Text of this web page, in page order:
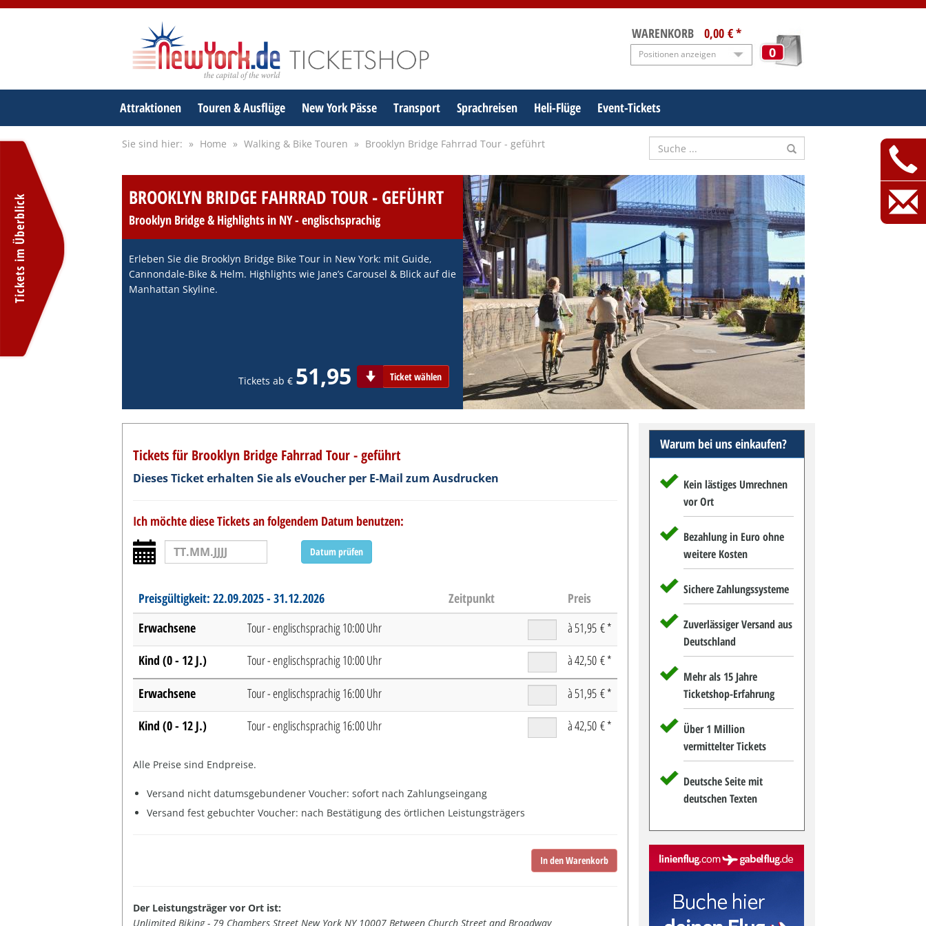
WARENKORB0,00 € *
Positionen anzeigen 0
Attraktionen Touren & Ausflüge New York Pässe Transport Sprachreisen Heli-Flüge Event-Tickets
Sie sind hier: Home Walking & Bike Touren Brooklyn Bridge Fahrrad Tour - geführt
BROOKLYN BRIDGE FAHRRAD TOUR - GEFÜHRT
Brooklyn Bridge & Highlights in NY - englischsprachig
Erleben Sie die Brooklyn Bridge Bike Tour in New York: mit Guide,
Cannondale-Bike & Helm. Highlights wie Jane’s Carousel & Blick auf die
Manhattan Skyline.
Tickets ab € 51,95 Ticket wählen
Tickets für Brooklyn Bridge Fahrrad Tour - geführt
Dieses Ticket erhalten Sie als eVoucher per E-Mail zum Ausdrucken
Ich möchte diese Tickets an folgendem Datum benutzen:
Datum prüfen
Preisgültigkeit: 22.09.2025 - 31.12.2026 Zeitpunkt
Preis
Erwachsene
Tour - englischsprachig 10:00 Uhr
à 51,95 € *
Kind (0 - 12 J.)
Tour - englischsprachig 10:00 Uhr
à 42,50 € *
Erwachsene
Tour - englischsprachig 16:00 Uhr
à 51,95 € *
Kind (0 - 12 J.)
Tour - englischsprachig 16:00 Uhr à 42,50 € *
Alle Preise sind Endpreise.
Versand nicht datumsgebundener Voucher: sofort nach Zahlungseingang
Versand fest gebuchter Voucher: nach Bestätigung des örtlichen Leistungsträgers
Der Leistungsträger vor Ort ist:
Unlimited Biking - 79 Chambers Street New York NY 10007 Between Church Street and Broadway
Warum bei uns einkaufen?
Kein lästiges Umrechnen
vor Ort
Bezahlung in Euro ohne
weitere Kosten
Sichere Zahlungssysteme
Zuverlässiger Versand aus
Deutschland
Mehr als 15 Jahre
Ticketshop-Erfahrung
Über 1 Million
vermittelter Tickets
Deutsche Seite mit
deutschen Texten